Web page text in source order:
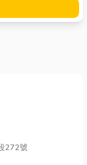
272號